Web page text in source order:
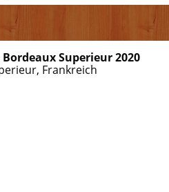
Superieur 2020
Frankreich